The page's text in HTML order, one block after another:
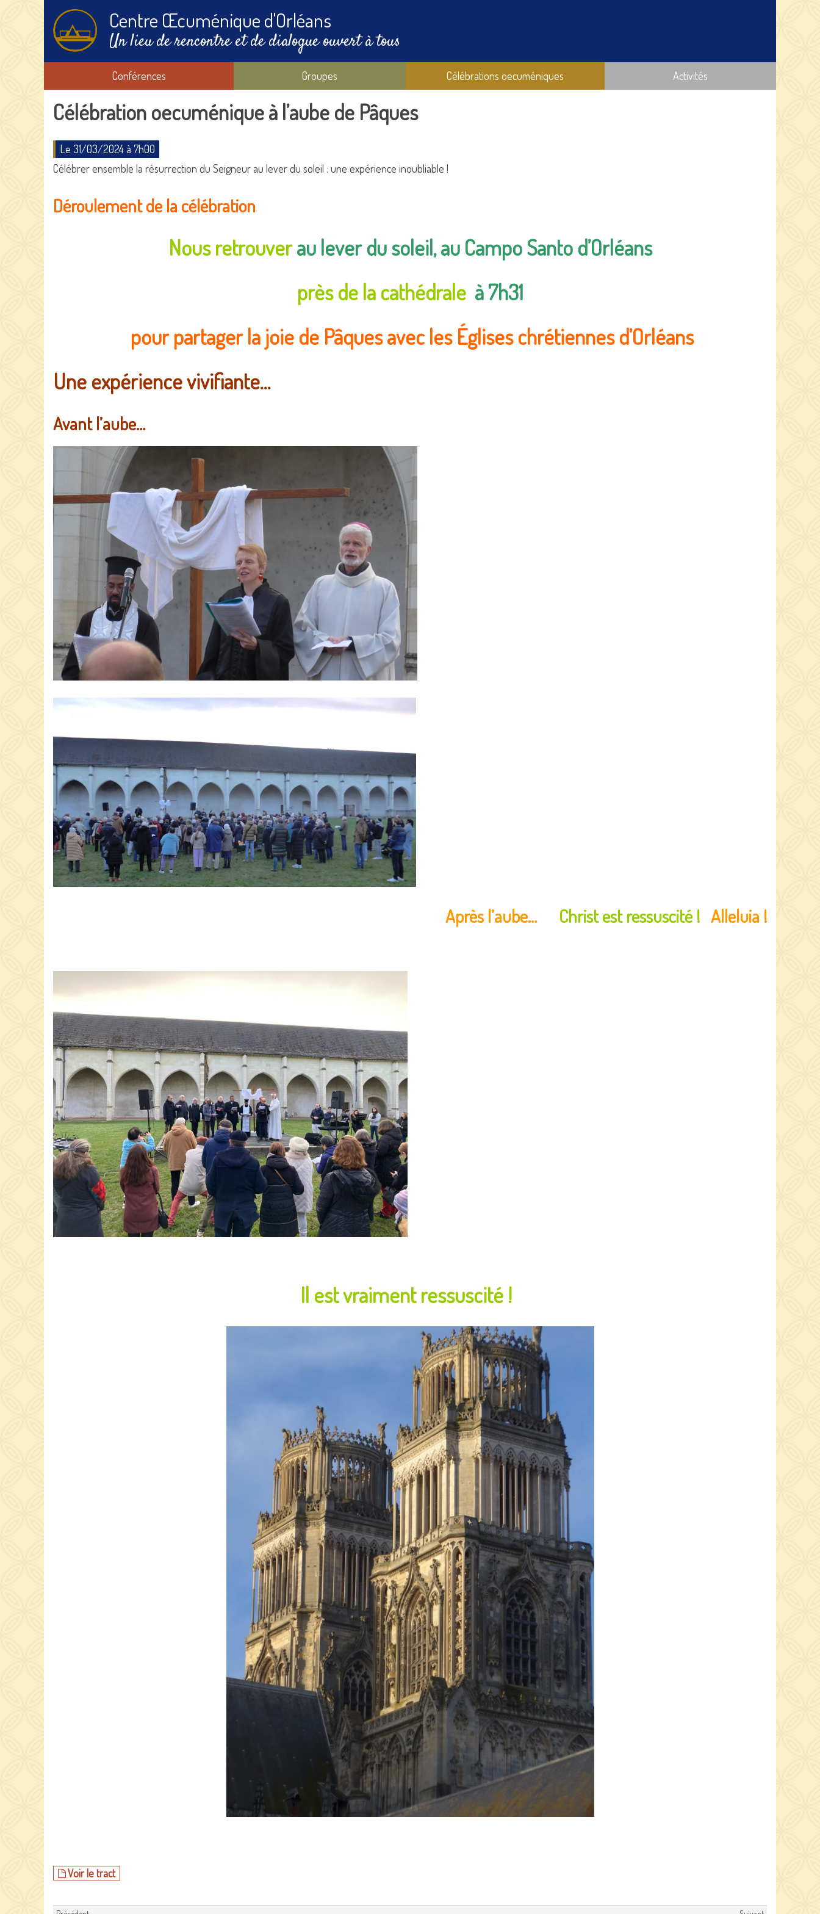
Centre Œcuménique d'Orléans
Un lieu de rencontre et de dialogue ouvert à tous
Conférences Groupes Célébrations oecuméniques Activités
Célébration oecuménique à l’aube de Pâques
Le 31/03/2024 à 7h00
Célébrer ensemble la résurrection du Seigneur au lever du soleil : une expérience inoubliable !
Déroulement de la célébration
Nous retrouverau lever du soleil,au Campo Santo d’Orléans
près de la cathédrale à 7h31
pour partager la joie de Pâques avec les Églises chrétiennes d’Orléans
Une expérience vivifiante…
Avant l’aube…
Après l’aube… Christ est ressuscité ! Alleluia !
Il est vraiment ressuscité !
Voir le tract